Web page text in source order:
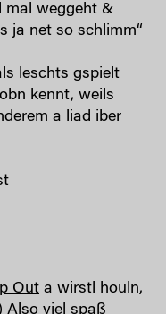
mal weggeht &
ja net so schlimm“
leschts gspielt
kennt, weils
a liad iber
Out a wirstl houln,
Also viel spaß